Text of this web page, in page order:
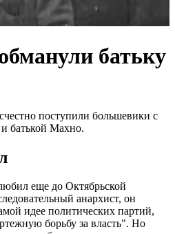
батьку
поступили большевики с
батькой Махно.
еще до Октябрьской
анархист, он
идее политических партий,
борьбу за власть". Но